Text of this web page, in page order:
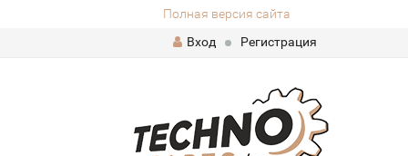
Полная версия сайта
Вход
Регистрация